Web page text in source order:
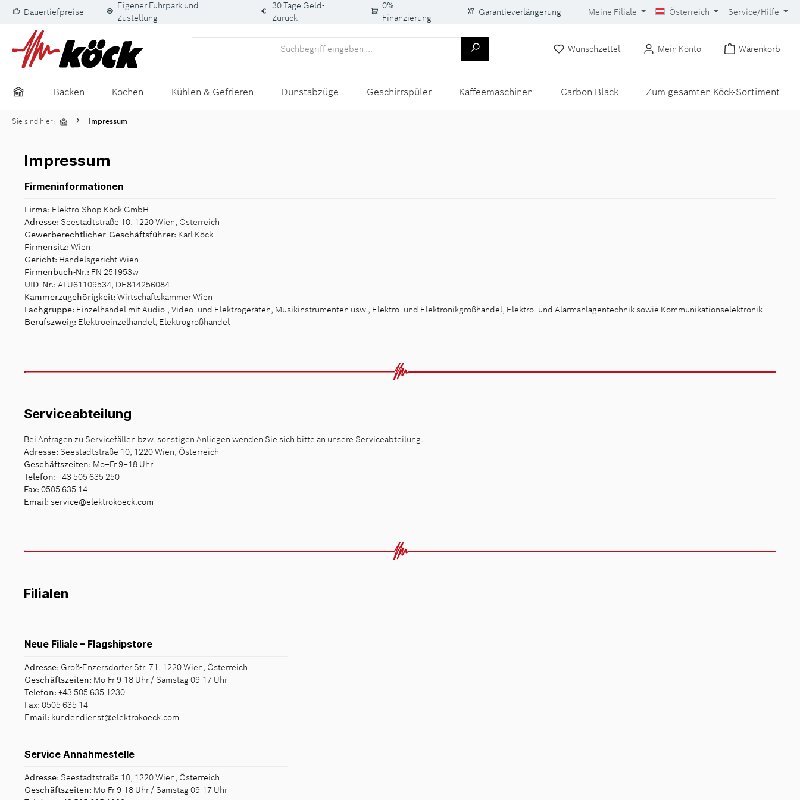
Zur Hauptnavigation springen
Dauertiefpreise
Eigener Fuhrpark und
Zustellung
30 Tage Geld-
Zurück
0%
Finanzierung
Garantieverlängerung Meine Filiale Österreich Service/Hilfe
Wunschzettel Mein Konto Warenkorb
Backen Kochen Kühlen & Gefrieren Dunstabzüge Geschirrspüler Kaffeemaschinen Carbon Black Zum gesamten Köck-Sortiment
Sie sind hier: Impressum
Impressum
Firmeninformationen
Firma: Elektro-Shop Köck GmbH
Adresse: Seestadtstraße 10, 1220 Wien, Österreich
Gewerberechtlicher Geschäftsführer: Karl Köck
Firmensitz: Wien
Gericht: Handelsgericht Wien
Firmenbuch-Nr.: FN 251953w
UID-Nr.: ATU61109534, DE814256084
Kammerzugehörigkeit: Wirtschaftskammer Wien
Fachgruppe: Einzelhandel mit Audio-, Video- und Elektrogeräten, Musikinstrumenten usw., Elektro- und Elektronikgroßhandel, Elektro- und Alarmanlagentechnik sowie Kommunikationselektronik
Berufszweig: Elektroeinzelhandel, Elektrogroßhandel
Serviceabteilung
Bei Anfragen zu Servicefällen bzw. sonstigen Anliegen wenden Sie sich bitte an unsere Serviceabteilung.
Adresse: Seestadtstraße 10, 1220 Wien, Österreich
Geschäftszeiten: Mo–Fr 9–18 Uhr
Telefon: +43 505 635 250
Fax: 0505 635 14
Email: service@elektrokoeck.com
Filialen
Neue Filiale – Flagshipstore
Adresse: Groß-Enzersdorfer Str. 71, 1220 Wien, Österreich
Geschäftszeiten: Mo-Fr 9-18 Uhr / Samstag 09-17 Uhr
Telefon: +43 505 635 1230
Fax: 0505 635 14
Email: kundendienst@elektrokoeck.com
Service Annahmestelle
Adresse: Seestadtstraße 10, 1220 Wien, Österreich
Geschäftszeiten: Mo-Fr 9-18 Uhr / Samstag 09-17 Uhr